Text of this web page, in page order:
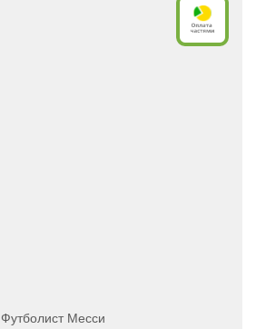
Футболист Месси